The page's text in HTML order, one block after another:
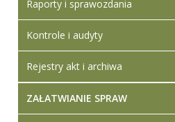
Raporty i sprawozdania
Kontrole i audyty
Rejestry akt i archiwa
ZAŁATWIANIE SPRAW